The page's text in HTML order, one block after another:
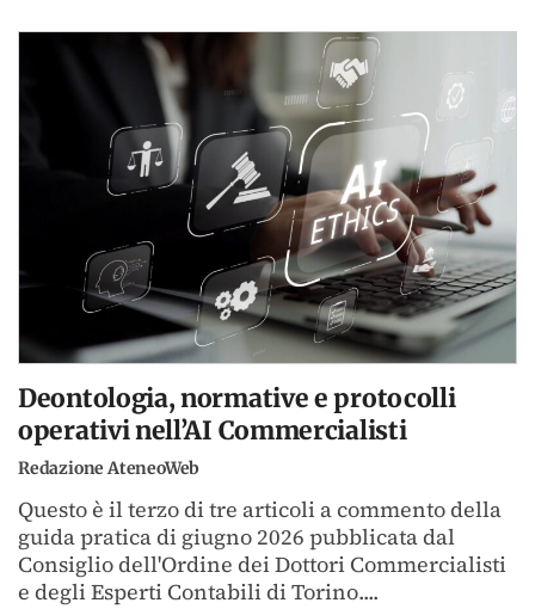
Deontologia, normative e protocolli
operativi nell’AI Commercialisti
Redazione AteneoWeb
Questo è il terzo di tre articoli a commento della
guida pratica di giugno 2026 pubblicata dal
Consiglio dell'Ordine dei Dottori Commercialisti
e degli Esperti Contabili di Torino....